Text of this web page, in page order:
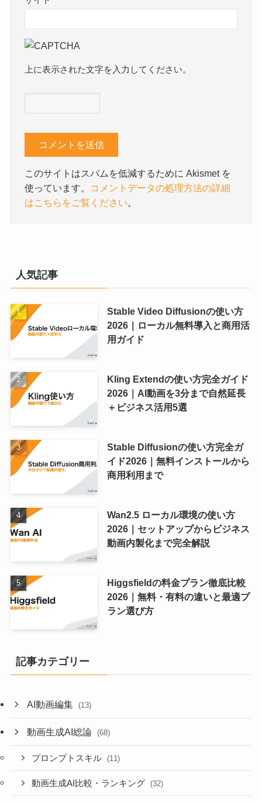
上に表示された文字を入力してください。
このサイトはスパムを低減するために Akismet を
使っています。
コメントデータの処理方法の詳細
はこちらをご覧ください。
人気記事
Stable Video Diffusionの使い方
2026｜ローカル無料導入と商用活
用ガイド
Kling Extendの使い方完全ガイド
2026｜AI動画を3分まで自然延長
＋ビジネス活用5選
Stable Diffusionの使い方完全ガ
イド2026｜無料インストールから
商用利用まで
Wan2.5 ローカル環境の使い方
2026｜セットアップからビジネス
動画内製化まで完全解説
Higgsfieldの料金プラン徹底比較
2026｜無料・有料の違いと最適プ
ラン選び方
記事カテゴリー
AI動画編集 (13)
動画生成AI総論 (68)
プロンプトスキル (11)
動画生成AI比較・ランキング (32)